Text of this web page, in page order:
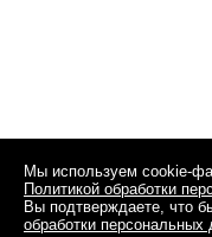
Мы используем cookie-
Политикой обработки
Вы подтверждаете, что
обработки персональных